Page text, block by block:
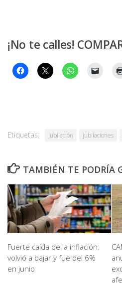
¡No te calles!
Etiquetas: jubilación jubilaciones
TAMBIÉN TE PODRÍA
Fuerte caída de la inflación:
volvió a bajar y fue del 6%
en junio